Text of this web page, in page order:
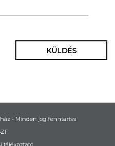
KÜLDÉS
- Minden jog fenntartva
tájékoztató